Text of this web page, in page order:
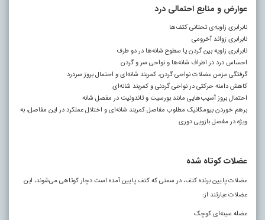
عوارض و منابع احتمالی درد
نابرابری زاویه‌ی تحتانی کتف‌ها
نابرابری زوائد آخرومی
نابرابری زاویه بین گردن یا سطوح شانه‌ها در دو طرف
احساس درد در اطراف شانه‌ها و نواحی سر و گردن
گرفتگی مزمن عضلات نواحی گردن، کمربند شانه‌ای و احتمال بروز سردرد
کاهش دامنه حرکتی در نواحی گردنی و کمربند شانه‌ای
احتمال بروز آسیب‌هایی مانند بورسیت و تاندونیت در مفصل شانه
برهم خوردن بیومکانیک مطلوب مفاصل کمربند شانه‌ای و اختلال عملکرد در این مفاصل، به
ویژه در مفصل بازویی دوری
عضلات کوتاه شده
عضلات پایین برنده کتف، در سمتی که کتف پایین آمده است دچار کوتاهی می‌شوند، این
عضلات عبارتند از:
عضله سینه‌ای کوچک